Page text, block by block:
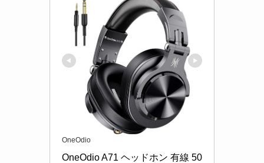
OneOdio
OneOdio A71 ヘッドホン 有線 50